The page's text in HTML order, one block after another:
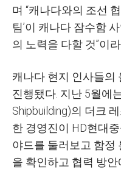
며 “캐나다와의 조선
팀’이 캐나다 잠수함
의 노력을 다할 것”이
캐나다 현지 인사들의
진행됐다. 지난 5월에
Shipbuilding)의 더크
한 경영진이 HD현대
야드를 둘러보고 함정
을 확인하고 협력 방